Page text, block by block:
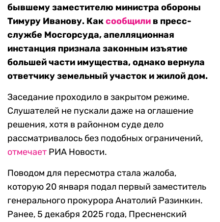
бывшему заместителю министра обороны
Тимуру Иванову. Каксообщили в пресс-
службе Мосгорсуда, апелляционная
инстанция признала законным изъятие
большей части имущества, однако вернула
ответчику земельный участок и жилой дом.
Заседание проходило в закрытом режиме.
Слушателей не пускали даже на оглашение
решения, хотя в районном суде дело
рассматривалось без подобных ограничений,
отмечает РИА Новости.
Поводом для пересмотра стала жалоба,
которую 20 января подал первый заместитель
генерального прокурора Анатолий Разинкин.
Ранее, 5 декабря 2025 года, Пресненский